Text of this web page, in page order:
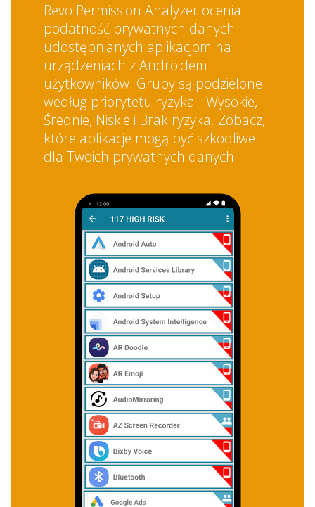
Revo Permission Analyzer ocenia
podatność prywatnych danych
udostępnianych aplikacjom na
urządzeniach z Androidem
użytkowników. Grupy są podzielone
według priorytetu ryzyka - Wysokie,
Średnie, Niskie i Brak ryzyka. Zobacz,
które aplikacje mogą być szkodliwe
dla Twoich prywatnych danych.